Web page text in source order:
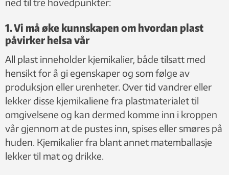
1. Vi må øke kunnskapen om hvordan plast
påvirker helsa vår
All plast inneholder kjemikalier, både tilsatt med
hensikt for å gi egenskaper og som følge av
produksjon eller urenheter. Over tid vandrer eller
lekker disse kjemikaliene fra plastmaterialet til
omgivelsene og kan dermed komme inn i kroppen
vår gjennom at de pustes inn, spises eller smøres på
huden. Kjemikalier fra blant annet matemballasje
lekker til mat og drikke.